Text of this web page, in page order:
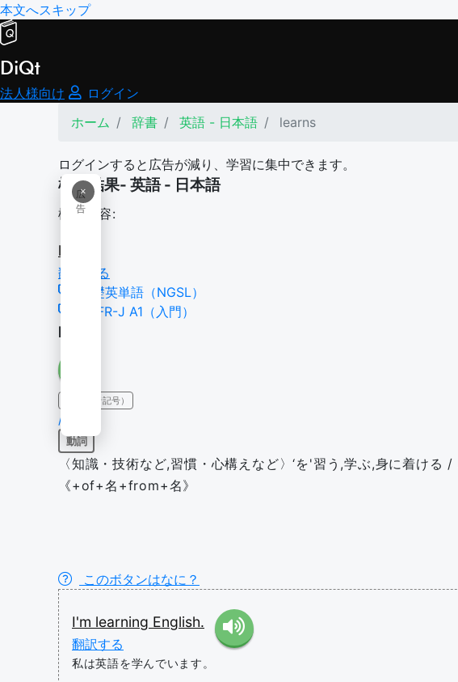
本文へスキップ
DiQt
法人様向け
ログイン
ホーム
辞書 英語 - 日本語 learns
ログインすると広告が減り、学習に集中できます。
×
広
告
検索結果- 英語 - 日本語
検索内容:
learns
翻訳する
基礎英単語（NGSL）
CEFR-J A1（入門）
learn
IPA（発音記号）
/lɜrn/
動詞
〈知識・技術など,習慣・心構えなど〉‘を'習う,学ぶ,身に着
《+of+名+from+名》
このボタンはなに？
I'm learning English.
翻訳する
私は英語を学んでいます。